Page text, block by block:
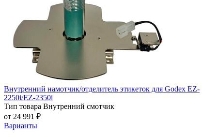
Внутренний намотчик/отделитель этикеток для Godex EZ-
2250i/EZ-2350i
Тип товара Внутренний смотчик
от 24 991 ₽
Варианты